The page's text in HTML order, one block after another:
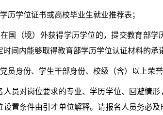
学位证书或高校毕业生就业推荐表；
（境）外获得学历学位的，提交教育部学
时间内能够取得教育部学历学位认证材料的承
身份、学生干部身份、校级（含）以上荣誉
对岗位要求的专业、学历学位、回避情形
设置条件由引才单位解释。请报名人员务必